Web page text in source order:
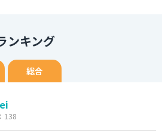
ンキング
総合
138